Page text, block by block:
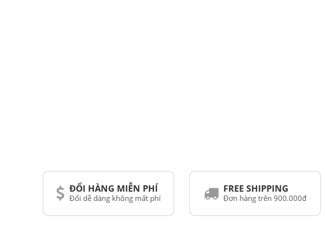
ĐỔI HÀNG MIỄN PHÍ
Đổi dễ dàng không mất phí
FREE SHIPPING
Đơn hàng trên 900.000đ